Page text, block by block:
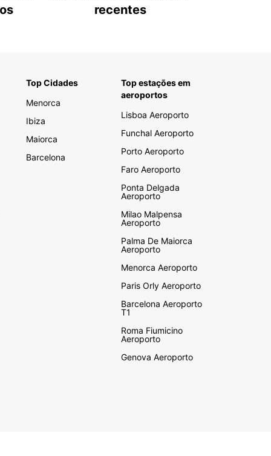
recentes
Top Cidades
Menorca
Ibiza
Maiorca
Barcelona
Top estações em
aeroportos
Lisboa Aeroporto
Funchal Aeroporto
Porto Aeroporto
Faro Aeroporto
Ponta Delgada
Aeroporto
Milao Malpensa
Aeroporto
Palma De Maiorca
Aeroporto
Menorca Aeroporto
Paris Orly Aeroporto
Barcelona Aeroporto
T1
Roma Fiumicino
Aeroporto
Genova Aeroporto